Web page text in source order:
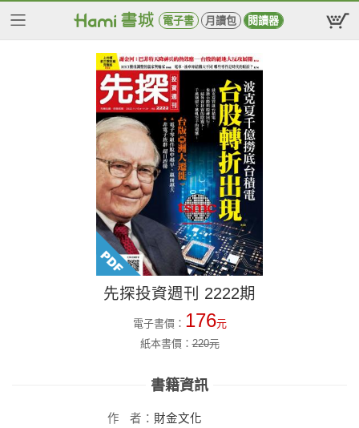
電子書 月讀包 閱讀器
先探投資週刊 2222期
電子書價： 176元
紙本書價：220元
書籍資訊
作 者： 財金文化